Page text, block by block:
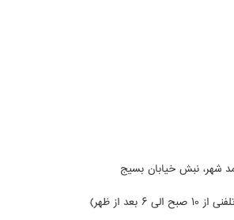
شهر، نبش خیابان بسیج
بعد از ظهر)